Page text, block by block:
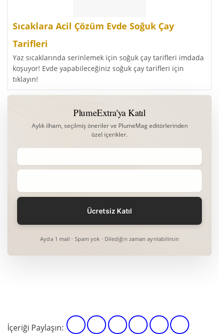
Sıcaklara Acil Çözüm Evde Soğuk Çay
Tarifleri
Yaz sıcaklarında serinlemek için soğuk çay tarifleri imdada
koşuyor! Evde yapabileceğiniz soğuk çay tarifleri için
tıklayın!
PlumeExtra'ya Katıl
Aylık ilham, seçilmiş öneriler ve PlumeMag editörlerinden
özel içerikler.
Ayda 1 mail · Spam yok · Dilediğin zaman ayrılabilirsin
İçeriği Paylaşın: